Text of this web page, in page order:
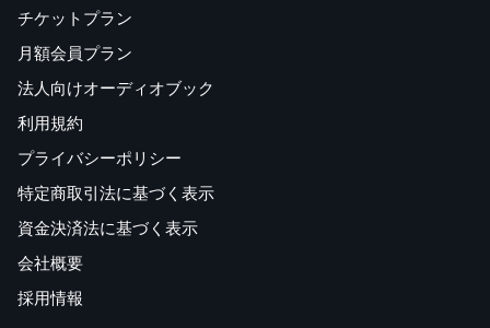
チケットプラン
月額会員プラン
法人向けオーディオブック
利用規約
プライバシーポリシー
特定商取引法に基づく表示
資金決済法に基づく表示
会社概要
採用情報